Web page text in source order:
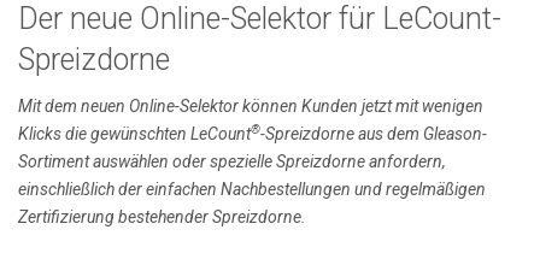
Der neue Online-Selektor für LeCount-
Spreizdorne
Mit dem neuen Online-Selektor können Kunden jetzt mit wenigen
Klicks die gewünschten LeCount®-Spreizdorne aus dem Gleason-
Sortiment auswählen oder spezielle Spreizdorne anfordern,
einschließlich der einfachen Nachbestellungen und regelmäßigen
Zertifizierung bestehender Spreizdorne.